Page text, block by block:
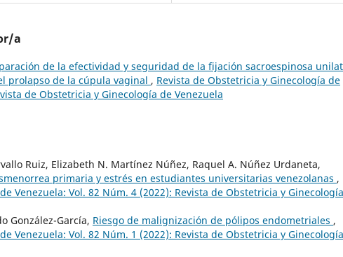
a
de la efectividad y seguridad de la fijación sacroespinosa
prolapso de la cúpula vaginal , Revista de Obstetricia y Ginecología de
de Obstetricia y Ginecología de Venezuela
Ruiz, Elizabeth N. Martínez Núñez, Raquel A. Núñez Urdaneta,
primaria y estrés en estudiantes universitarias venezolanas ,
Venezuela: Vol. 82 Núm. 4 (2022): Revista de Obstetricia y
González-García, Riesgo de malignización de pólipos endometriales ,
Venezuela: Vol. 82 Núm. 1 (2022): Revista de Obstetricia y